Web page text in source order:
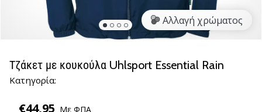
του
βόλεϊ
όπως
Ελάτε
Αλλαγή χρώματος
Τζάκετ με κουκούλα Uhlsport Essential Rain
Κατηγορία:
€44,95 Με ΦΠΑ